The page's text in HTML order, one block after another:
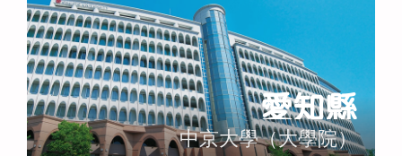
愛知縣
中京大學（大學院）